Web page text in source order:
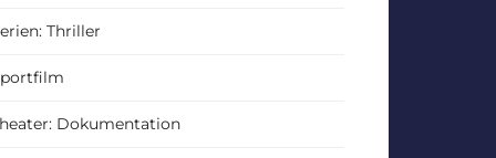
Thriller
Dokumentation